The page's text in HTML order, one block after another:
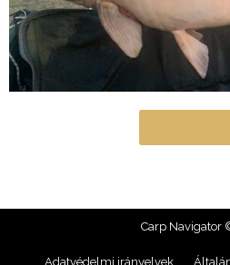
Carp Navigator
Adatvédelmi irányelvek